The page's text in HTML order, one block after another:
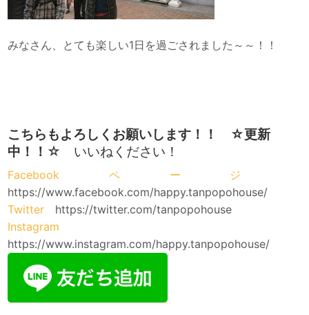
みなさん、とても楽しい1日を過ごされました～～！！
こちらもよろしくお願いします！！ ☆更新
中！！ ☆ いいねください！
Facebookページ
https://www.facebook.com/happy.tanpopohouse/
Twitter https://twitter.com/tanpopohouse
Instagram
https://www.instagram.com/happy.tanpopohouse/